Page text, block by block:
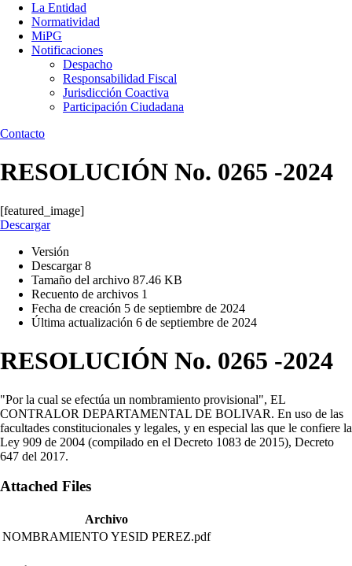
La Entidad
Normatividad
MiPG
Notificaciones
Despacho
Responsabilidad Fiscal
Jurisdicción Coactiva
Participación Ciudadana
Contacto
RESOLUCIÓN No. 0265 -2024
[featured_image]
Descargar
Versión
Descargar8
Tamaño del archivo 87.46 KB
Recuento de archivos 1
Fecha de creación 5 de septiembre de 2024
Última actualización 6 de septiembre de 2024
RESOLUCIÓN No. 0265 -2024
"Por la cual se efectúa un nombramiento provisional", EL
CONTRALOR DEPARTAMENTAL DE BOLIVAR. En uso de las
facultades constitucionales y legales, y en especial las que le confiere la
Ley 909 de 2004 (compilado en el Decreto 1083 de 2015), Decreto
647 del 2017.
Attached Files
Archivo
NOMBRAMIENTO YESID PEREZ.pdf